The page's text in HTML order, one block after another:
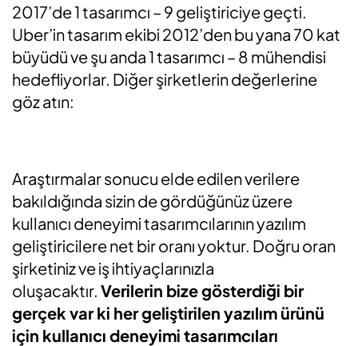
2017’de 1 tasarımcı – 9 geliştiriciye geçti.
Uber’in tasarım ekibi 2012’den bu yana 70 kat
büyüdü ve şu anda 1 tasarımcı – 8 mühendisi
hedefliyorlar. Diğer şirketlerin değerlerine
göz atın:
Araştırmalar sonucu elde edilen verilere
bakıldığında sizin de gördüğünüz üzere
kullanıcı deneyimi tasarımcılarının yazılım
geliştiricilere net bir oranı yoktur. Doğru oran
şirketiniz ve iş ihtiyaçlarınızla
oluşacaktır. Verilerin bize gösterdiği bir
gerçek var ki her geliştirilen yazılım ürünü
için kullanıcı deneyimi tasarımcıları